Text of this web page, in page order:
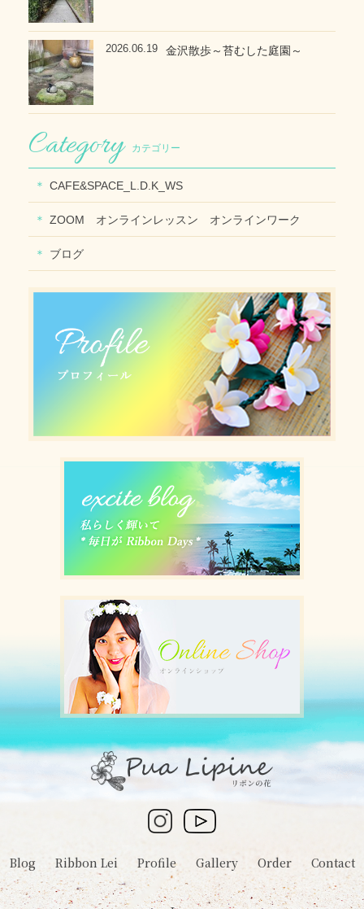
金沢散歩～苔むした庭園～
2026.06.19
カテゴリー
CAFE&SPACE_L.D.K_WS
ZOOM オンラインレッスン オンラインワーク
ブログ
Blog Ribbon Lei Profile Gallery Order Contact